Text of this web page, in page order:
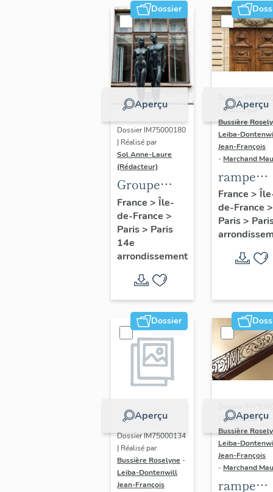
Dossier
Aperçu
Dossier IM75000180
| Réalisé par
Sol Anne-Laure
(Rédacteur)
Groupe
sculpté :
Les
Adolescents
France > Île-
de-France >
Paris> Paris
14e
arrondissement
Aperçu
Dossier
| Réalisé par
Bussière
Leiba-
Jean-François
- Marchand
rampe
d'appui,
escalier
l' hôtel
(non
France >
de-France >
Paris>
Dossier
Aperçu
Dossier IM75000134
| Réalisé par
Bussière Roselyne -
Leiba-Dontenwill
Jean-François
Aperçu
| Réalisé par
Bussière
Leiba-
Jean-François
- Marchand
rampe